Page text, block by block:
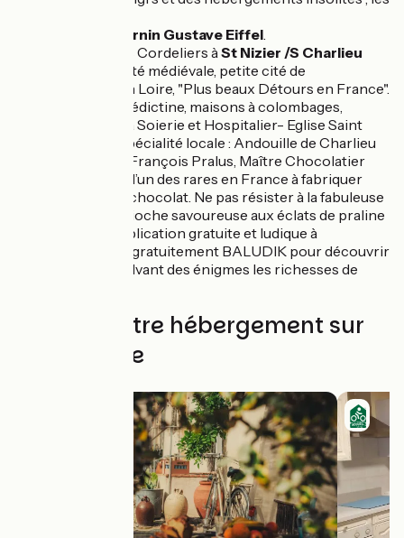
Pont du Sornin Gustave Eiffel
Couvent des Cordeliers à St Nizier /S Charlieu
cité médiévale, petite cité de
caractère en Loire, "Plus beaux Détours en France".
Abbaye bénédictine, maisons à colombages,
musées de la Soierie et Hospitalier- Eglise Saint
Philibert . Spécialité locale : Andouille de Charlieu
et boutique François Pralus, Maître Chocolatier
d’exception, l’un des rares en France à fabriquer
son propre chocolat. Ne pas résister à la fabuleuse
Praluline, Brioche savoureuse aux éclats de praline
maison . Application gratuite et ludique à
télécharger gratuitement BALUDIK pour découvrir
tout en résolvant des énigmes les richesses de
Trouvez votre hébergement sur
cette étape